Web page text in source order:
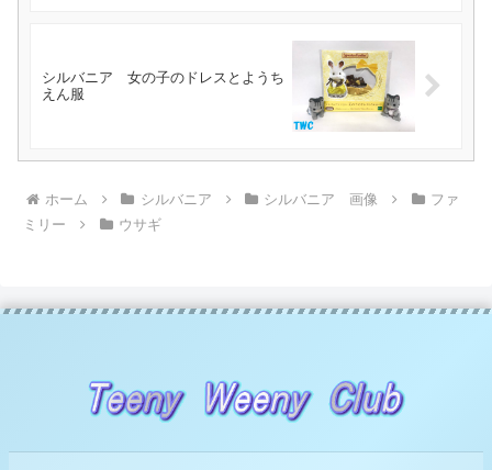
シルバニア 女の子のドレスとようち
えん服
ホーム シルバニア シルバニア 画像
ファ
ミリー
ウサギ